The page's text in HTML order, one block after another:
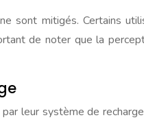
sont mitigés. Certains
de noter que la
leur système de